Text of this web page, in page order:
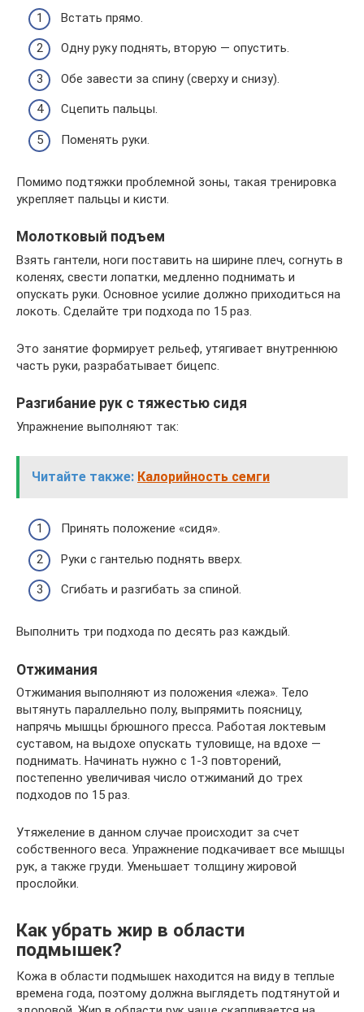
Встать прямо.
Одну руку поднять, вторую — опустить.
Обе завести за спину (сверху и снизу).
Сцепить пальцы.
Поменять руки.
Помимо подтяжки проблемной зоны, такая тренировка
укрепляет пальцы и кисти.
Молотковый подъем
Взять гантели, ноги поставить на ширине плеч, согнуть в
коленях, свести лопатки, медленно поднимать и
опускать руки. Основное усилие должно приходиться на
локоть. Сделайте три подхода по 15 раз.
Это занятие формирует рельеф, утягивает внутреннюю
часть руки, разрабатывает бицепс.
Разгибание рук с тяжестью сидя
Упражнение выполняют так:
Читайте также: Калорийность семги
Принять положение «сидя».
Руки с гантелью поднять вверх.
Сгибать и разгибать за спиной.
Выполнить три подхода по десять раз каждый.
Отжимания
Отжимания выполняют из положения «лежа». Тело
вытянуть параллельно полу, выпрямить поясницу,
напрячь мышцы брюшного пресса. Работая локтевым
суставом, на выдохе опускать туловище, на вдохе —
поднимать. Начинать нужно с 1-3 повторений,
постепенно увеличивая число отжиманий до трех
подходов по 15 раз.
Утяжеление в данном случае происходит за счет
собственного веса. Упражнение подкачивает все мышцы
рук, а также груди. Уменьшает толщину жировой
прослойки.
Как убрать жир в области
подмышек?
Кожа в области подмышек находится на виду в теплые
времена года, поэтому должна выглядеть подтянутой и